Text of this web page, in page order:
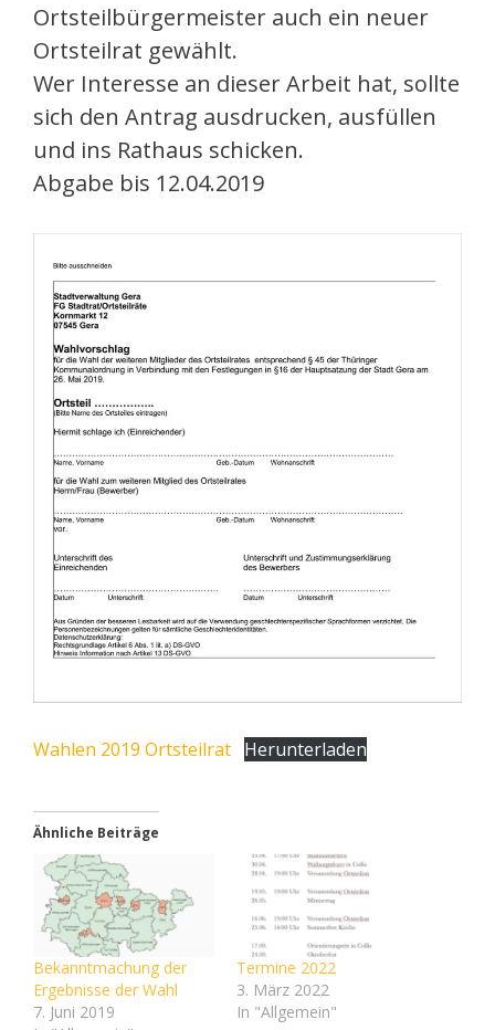
Ortsteilbürgermeister auch ein neuer
Ortsteilrat gewählt.
Wer Interesse an dieser Arbeit hat, sollte
sich den Antrag ausdrucken, ausfüllen
und ins Rathaus schicken.
Abgabe bis 12.04.2019
Wahlen 2019 Ortsteilrat Herunterladen
Ähnliche Beiträge
Bekanntmachung der
Ergebnisse der Wahl
7. Juni 2019
Termine 2022
3. März 2022
In "Allgemein"